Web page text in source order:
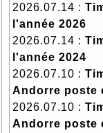
2026.07.14 :
l'année 2026
2026.07.14 :
l'année 2024
2026.07.10 :
Andorre poste
2026.07.10 :
Andorre poste